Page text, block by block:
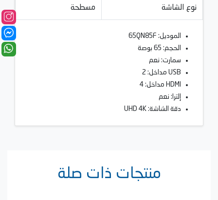
نوع الشاشة مسطحة
الموديل: 65QN85F
الحجم: 65 بوصة
سمارت: نعم
USB مداخل: 2
HDMI مداخل: 4
إلترا: نعم
دقة الشاشة: UHD 4K
منتجات ذات صلة